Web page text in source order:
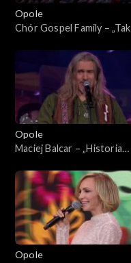
Opole
Chór Gospel Family – „Tak
Koncert „Zróbmy więc
prywatkę”
Opole
Maciej Balcar – „Historia
Koncert „Zróbmy więc
prywatkę”
Opole